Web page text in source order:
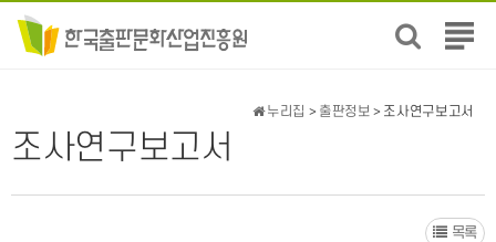
전
뉴
조사연구보고서
누리집 > 출판정보 > 조사연구보고서
목록